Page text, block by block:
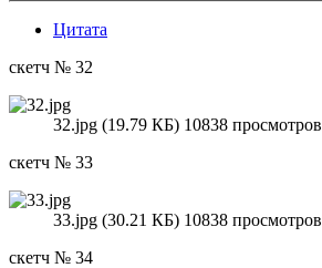
Цитата
скетч № 32
32.jpg (19.79 КБ) 10838 просмотров
скетч № 33
33.jpg (30.21 КБ) 10838 просмотров
скетч № 34